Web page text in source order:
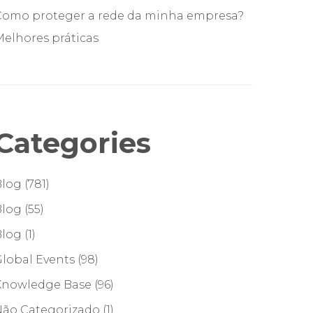
proteger a rede da minha empresa?
práticas
(781)
(55)
(1)
Events (98)
Base (96)
Categorizado (1)